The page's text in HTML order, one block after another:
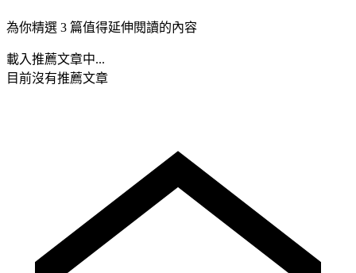
為你精選 3 篇值得延伸閱讀的內容
載入推薦文章中...
目前沒有推薦文章